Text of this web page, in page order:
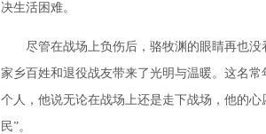
决生活困难。
尽管在战场上负伤后，骆牧渊的眼睛再也没
家乡百姓和退役战友带来了光明与温暖。这名
个人，他说无论在战场上还是走下战场，他的
民”。